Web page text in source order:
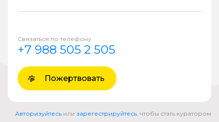
Связаться по телефону
+7 988 505 2 505
Пожертвовать
Авторизуйтесь или зарегестрируйтесь , чтобы стать куратором